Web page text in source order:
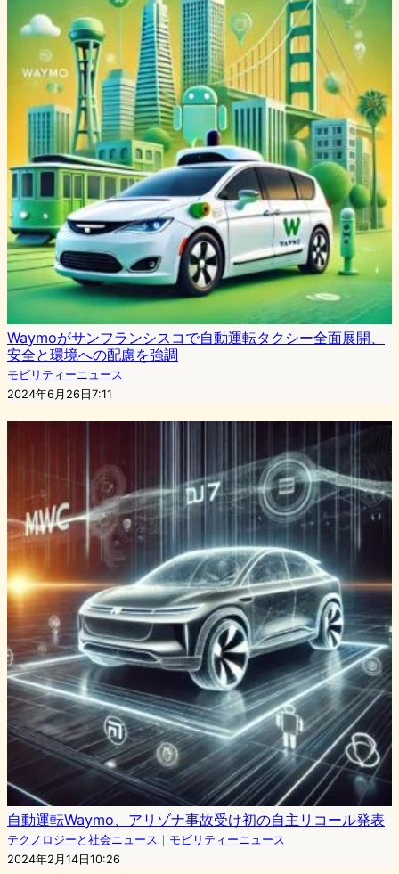
Waymoがサンフランシスコで自動運転タクシー全面展開、
安全と環境への配慮を強調
モビリティーニュース
2024年6月26日7:11
自動運転Waymo、アリゾナ事故受け初の自主リコール発表
テクノロジーと社会ニュース ｜ モビリティーニュース
2024年2月14日10:26